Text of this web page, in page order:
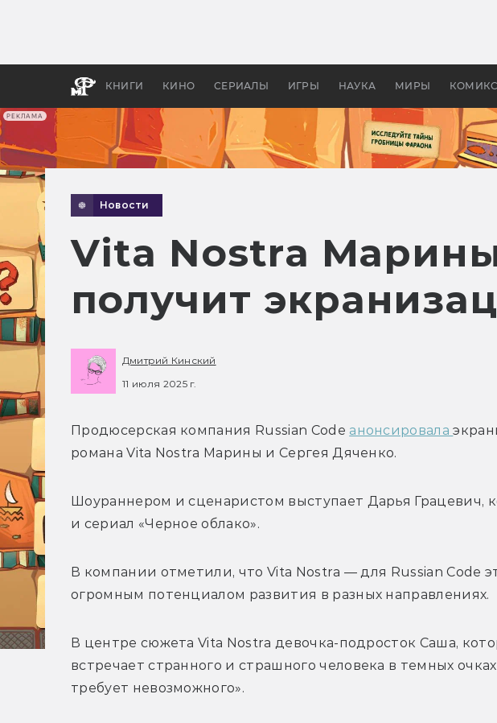
РЕКЛАМА
КНИГИ КИНО СЕРИАЛЫ ИГРЫ НАУКА МИРЫ
апокалипсис, в России —
Новости
Vita Nostra
получит
Дмитрий Кинский
11 июля 2025 г.
Продюсерская компания Russian Code анонсировала
романа Vita Nostra Марины и Сергея Дяченко.
Шоураннером и сценаристом выступает Дарья Грацевич,
и сериал «Черное облако».
В компании отметили, что Vita Nostra — для Russian Code
огромным потенциалом развития в разных направлениях.
В центре сюжета Vita Nostra девочка-подросток Саша,
встречает странного и страшного человека в темных
требует невозможного».